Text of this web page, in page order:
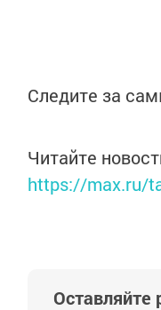
Следите за
Читайте
https://max.ru/
Оставляйте